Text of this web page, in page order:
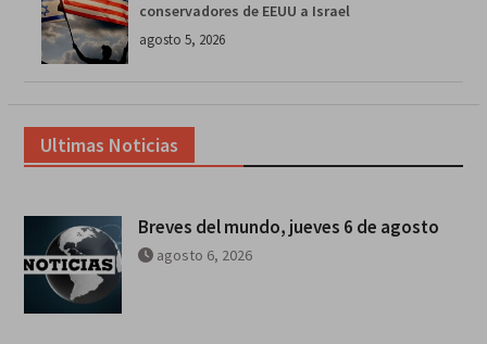
conservadores de EEUU a Israel
agosto 5, 2026
Ultimas Noticias
Breves del mundo, jueves 6 de agosto
agosto 6, 2026